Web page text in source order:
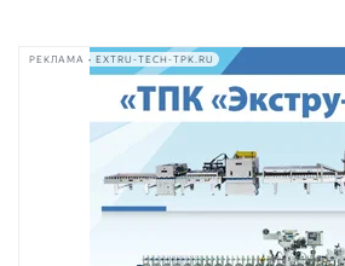
РЕКЛАМА • EXTRU-TECH-TPK.RU